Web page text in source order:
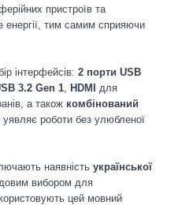
пристроїв та
тим самим сприяючи
інтерфейсів: 2 порти USB
3.2 Gen 1, HDMI
для
а також комбінований
роботи без улюбленої
наявність української
вибором для
цей мовний